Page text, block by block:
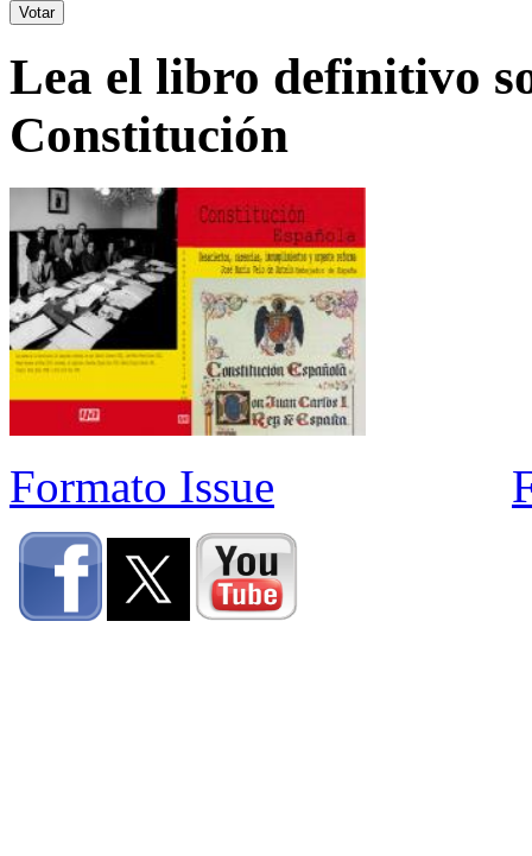
Lea el libro definitivo
Constitución
Formato Issue